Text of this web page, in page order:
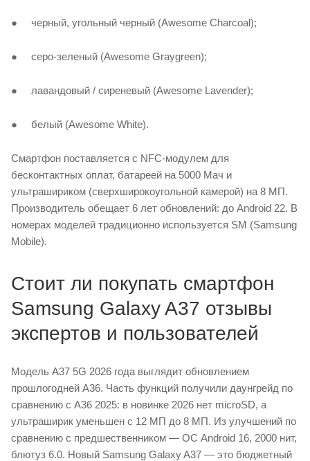
● черный, угольный черный (Awesome Charcoal);
● серо-зеленый (Awesome Graygreen);
● лавандовый / сиреневый (Awesome Lavender);
● белый (Awesome White).
Смартфон поставляется с NFC-модулем для
бесконтактных оплат, батареей на 5000 Мач и
ультрашириком (сверхширокоугольной камерой) на 8 МП.
Производитель обещает 6 лет обновлений: до Android 22. В
номерах моделей традиционно используется SM (Samsung
Mobile).
Стоит ли покупать смартфон
Samsung Galaxy A37 отзывы
экспертов и пользователей
Модель A37 5G 2026 года выглядит обновлением
прошлогодней А36. Часть функций получили даунгрейд по
сравнению с А36 2025: в новинке 2026 нет microSD, а
ультраширик уменьшен с 12 МП до 8 МП. Из улучшений по
сравнению с предшественником — ОС Android 16, 2000 нит,
блютуз 6.0. Новый Samsung Galaxy A37 — это бюджетный